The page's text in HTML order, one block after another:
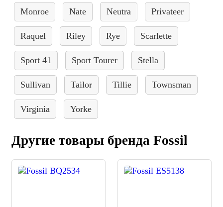
Monroe Nate Neutra Privateer
Raquel Riley Rye Scarlette
Sport 41 Sport Tourer Stella
Sullivan Tailor Tillie Townsman
Virginia Yorke
Другие товары бренда Fossil